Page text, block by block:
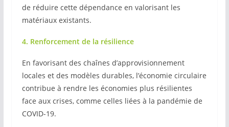
de réduire cette dépendance en valorisant les
matériaux existants.
4. Renforcement de la résilience
En favorisant des chaînes d’approvisionnement
locales et des modèles durables, l’économie circulaire
contribue à rendre les économies plus résilientes
face aux crises, comme celles liées à la pandémie de
COVID-19.